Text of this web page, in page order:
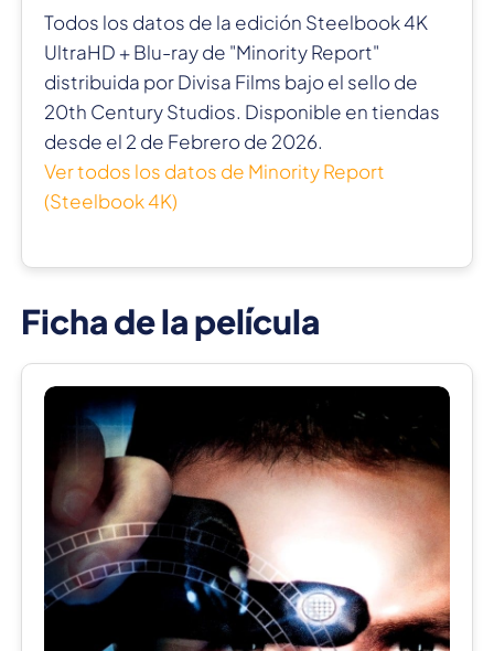
Todos los datos de la edición Steelbook 4K
UltraHD + Blu-ray de "Minority Report"
distribuida por Divisa Films bajo el sello de
20th Century Studios. Disponible en tiendas
desde el 2 de Febrero de 2026.
Ver todos los datos de Minority Report
(Steelbook 4K)
Ficha de la película